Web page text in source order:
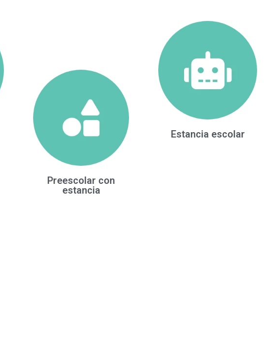
Preescolar con
estancia
Estancia escolar